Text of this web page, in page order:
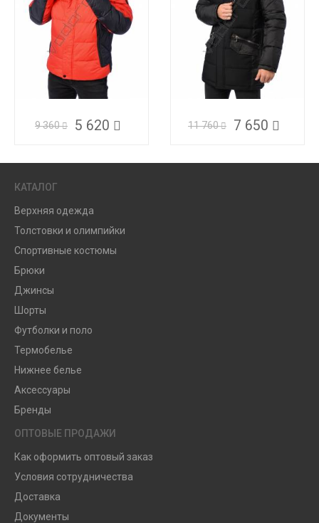
9 360 5 620 11 760 7 650
КАТАЛОГ
Верхняя одежда
Толстовки и олимпийки
Спортивные костюмы
Брюки
Джинсы
Шорты
Футболки и поло
Термобелье
Нижнее белье
Аксессуары
Бренды
ОПТОВЫЕ ПРОДАЖИ
Как оформить оптовый заказ
Условия сотрудничества
Доставка
Документы